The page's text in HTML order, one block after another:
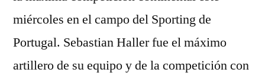
miércoles en el campo del Sporting de
Portugal. Sebastian Haller fue el máximo
artillero de su equipo y de la competición con